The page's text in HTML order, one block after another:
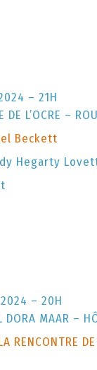
– 21H
DE L’OCRE –
Beckett
Hegarty
2024 – 20H
DORA MAAR –
RENCONTRE